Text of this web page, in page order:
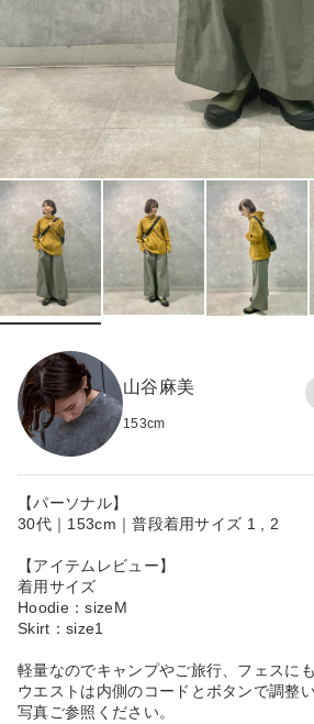
山谷麻美
153cm
【パーソナル】
30代｜153cm｜普段着用サイズ 1 , 2
【アイテムレビュー】
着用サイズ
Hoodie：sizeM
Skirt：size1
軽量なのでキャンプやご旅行、フェスに
ウエストは内側のコードとボタンで調整
写真ご参照ください。